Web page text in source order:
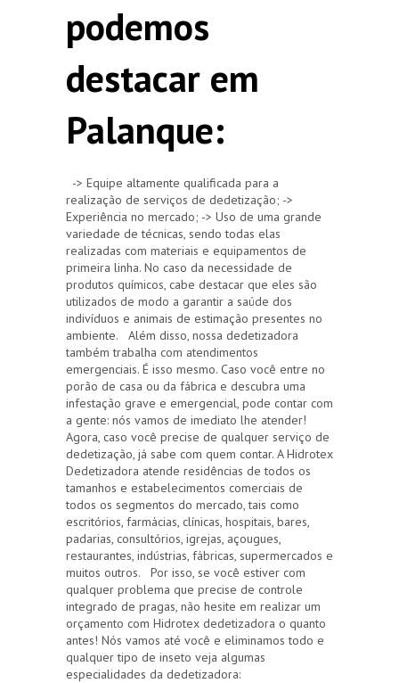
podemos
destacar em
Palanque:
-> Equipe altamente qualificada para a
realização de serviços de dedetização; ->
Experiência no mercado; -> Uso de uma grande
variedade de técnicas, sendo todas elas
realizadas com materiais e equipamentos de
primeira linha. No caso da necessidade de
produtos químicos, cabe destacar que eles são
utilizados de modo a garantir a saúde dos
indivíduos e animais de estimação presentes no
ambiente. Além disso, nossa dedetizadora
também trabalha com atendimentos
emergenciais. É isso mesmo. Caso você entre no
porão de casa ou da fábrica e descubra uma
infestação grave e emergencial, pode contar com
a gente: nós vamos de imediato lhe atender!
Agora, caso você precise de qualquer serviço de
dedetização, já sabe com quem contar. A Hidrotex
Dedetizadora atende residências de todos os
tamanhos e estabelecimentos comerciais de
todos os segmentos do mercado, tais como
escritórios, farmácias, clínicas, hospitais, bares,
padarias, consultórios, igrejas, açougues,
restaurantes, indústrias, fábricas, supermercados e
muitos outros. Por isso, se você estiver com
qualquer problema que precise de controle
integrado de pragas, não hesite em realizar um
orçamento com Hidrotex dedetizadora o quanto
antes! Nós vamos até você e eliminamos todo e
qualquer tipo de inseto veja algumas
especialidades da dedetizadora: